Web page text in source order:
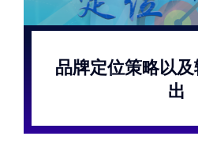
品牌定位策略以
出